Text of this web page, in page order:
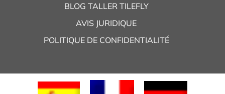
BLOG TALLER TILEFLY
AVIS JURIDIQUE
POLITIQUE DE CONFIDENTIALITÉ